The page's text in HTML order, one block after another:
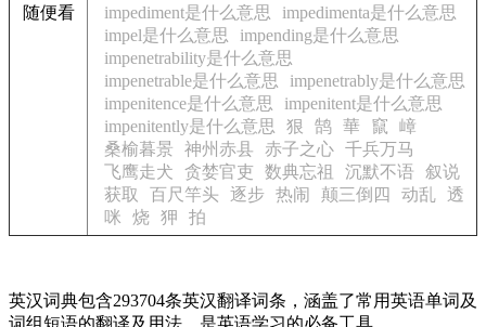
随便看
impediment是什么意思
impedimenta是什么意思
impel是什么意思
impending是什么意思
impenetrability是什么意思
impenetrable是什么意思
impenetrably是什么意思
impenitence是什么意思
impenitent是什么意思
impenitently是什么意思
狠 鹄 華 竄
嶂
桑榆暮景
神州赤县 赤子之心 千兵万马
飞鹰走犬
贪婪官吏 数典忘祖 沉默不语
叙说
获取
百尺竿头 逐步 热闹 颠三倒四 动乱 透
咪
烧 狎 拍
英汉词典包含293704条英汉翻译词条，涵盖了常用英语单词及
词组短语的翻译及用法，是英语学习的必备工具。